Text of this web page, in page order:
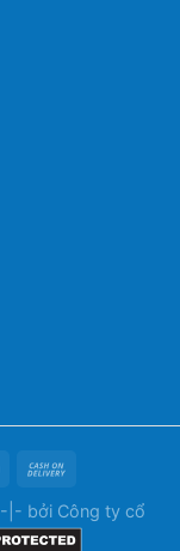
-|- bởi Công ty cổ